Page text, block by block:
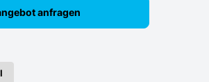
anfragen